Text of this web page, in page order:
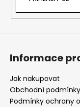
Informace
Jak nakupovat
Obchodní podmínky
Podmínky ochrany